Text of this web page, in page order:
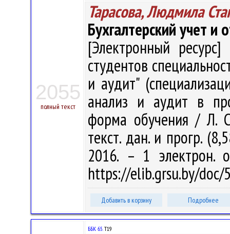
2055
полный текст
Тарасова, Людмила
Бухгалтерский учет и
[Электронный
студентов
и аудит"
анализ и аудит в
форма обучения / Л.
текст. дан. и прогр.
2016. – 1 электрон.
https://elib.grsu.by/doc/
Добавить в корзину Подробнее
ББК 65.Т19